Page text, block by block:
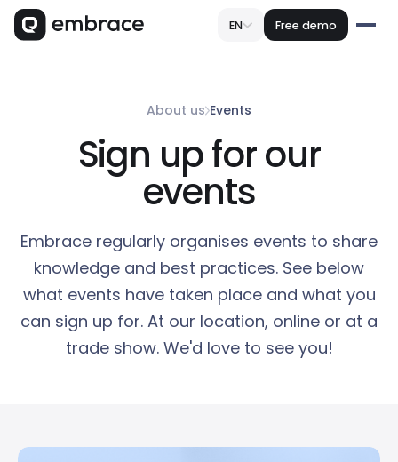
EN Free demo
About us Events
Sign up for our
events
Embrace regularly organises events to share
knowledge and best practices. See below
what events have taken place and what you
can sign up for. At our location, online or at a
trade show. We'd love to see you!